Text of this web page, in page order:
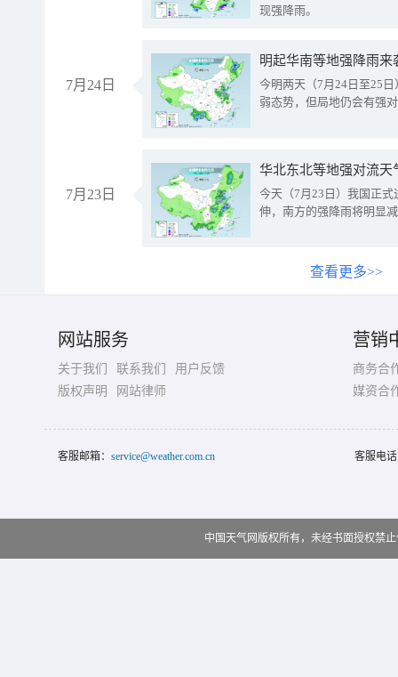
现强降雨。
7月24日
明起华南等地强降雨
今明两天（7月24日至25
弱态势，但局地仍会有强
7月23日
华北东北等地强对流天
今天（7月23日）我国正
伸，南方的强降雨将明显
查看更多>>
网站服务
关于我们 联系我们
用户反馈
版权声明
网站律师
营销
商务合
媒资合
客服邮箱： service@weather.com.cn 客服电
中国天气网版权所有，未经书面授权